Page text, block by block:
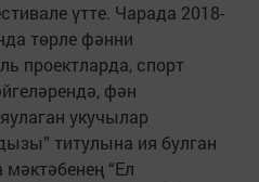
үтте. Чарада 2018-
төрле фәнни
проектларда, спорт
фән
укучылар
титулына ия булган
“Ел